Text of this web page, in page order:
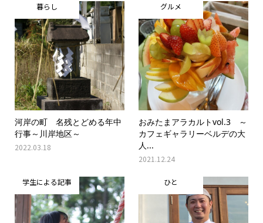
暮らし
河岸の町 名残とどめる年中
行事～川岸地区～
2022.03.18
グルメ
おみたまアラカルトvol.3 ～
カフェギャラリーベルデの大
人...
2021.12.24
学生による記事 ひと